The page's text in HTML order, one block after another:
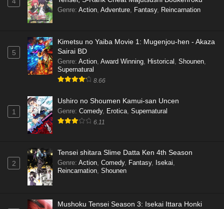
Genre: Action, Adventure, Fantasy, Reincarnation
5
Kimetsu no Yaiba Movie 1: Mugenjou-hen - Akaza
Sairai BD
Genre: Action, Award Winning, Historical , Shounen,
Supernatural
8.66
1
Ushiro no Shoumen Kamui-san Uncen
Genre: Comedy, Erotica, Supernatural
6.11
2
Tensei shitara Slime Datta Ken 4th Season
Genre: Action, Comedy, Fantasy, Isekai,
Reincarnation, Shounen
Mushoku Tensei Season 3: Isekai Ittara Honki